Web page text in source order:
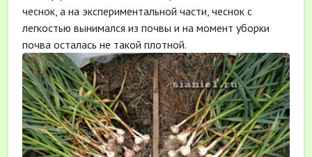
чеснок, а на экспериментальной части, чеснок с
легкостью вынимался из почвы и на момент уборки
почва осталась не такой плотной.